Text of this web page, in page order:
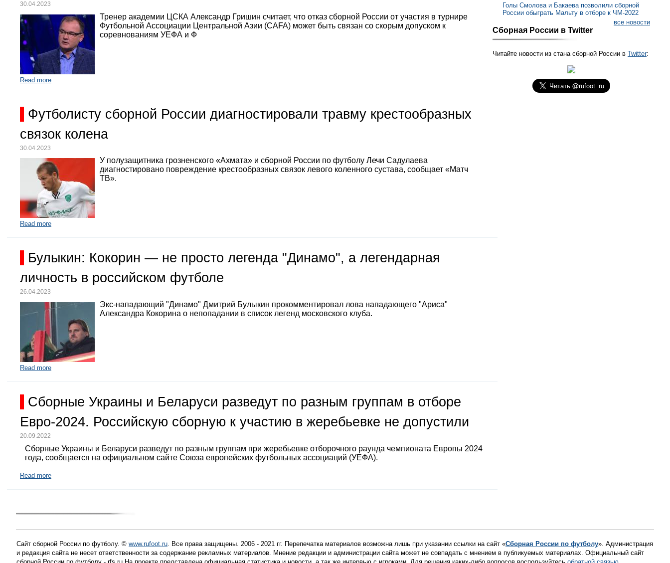
30.04.2023
Тренер академии ЦСКА Александр Гришин считает, что отказ сборной России от участия в турнире
Футбольной Ассоциации Центральной Азии (CAFA) может быть связан со скорым допуском к
соревнованиям УЕФА и Ф
Read more
Футболисту сборной России диагностировали травму крестообразных
связок колена
30.04.2023
У полузащитника грозненского «Ахмата» и сборной России по футболу Лечи Садулаева
диагностировано повреждение крестообразных связок левого коленного сустава, сообщает «Матч
ТВ».
Read more
Булыкин: Кокорин — не просто легенда "Динамо", а легендарная
личность в российском футболе
26.04.2023
Экс-нападающий "Динамо" Дмитрий Булыкин прокомментировал лова нападающего "Ариса"
Александра Кокорина о непопадании в список легенд московского клуба.
Read more
Сборные Украины и Беларуси разведут по разным группам в отборе
Евро-2024. Российскую сборную к участию в жеребьевке не допустили
20.09.2022
Сборные Украины и Беларуси разведут по разным группам при жеребьевке отборочного раунда чемпионата Европы 2024
года, сообщается на официальном сайте Союза европейских футбольных ассоциаций (УЕФА).
Read more
Голы Смолова и Бакаева позволили сборной
России обыграть Мальту в отборе к ЧМ-2022
все новости
Сборная России в Twitter
Читайте новости из стана сборной России в Twitter:
Сайт сборной России по футболу. © www.rufoot.ru. Все права защищены. 2006 - 2021 гг. Перепечатка материалов возможна лишь при указании ссылки на сайт «Сборная России по футболу». Администрация
и редакция сайта не несет ответственности за содержание рекламных материалов. Мнение редакции и администрации сайта может не совпадать с мнением в публикуемых материалах. Официальный сайт